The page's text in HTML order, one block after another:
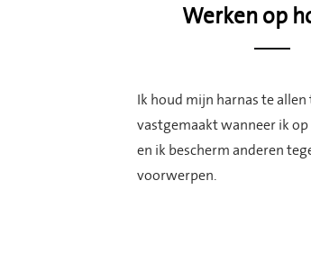
Werken op
Ik houd mijn harnas te
vastgemaakt wanneer ik
en ik bescherm anderen
voorwerpen.